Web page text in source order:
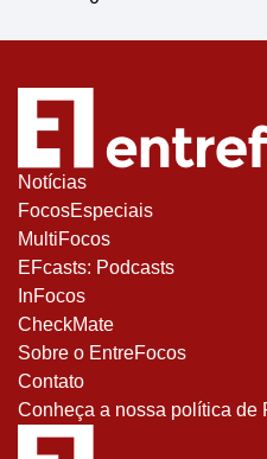
Notícias
FocosEspeciais
MultiFocos
EFcasts: Podcasts
InFocos
CheckMate
Sobre o EntreFocos
Contato
Conheça a nossa política de